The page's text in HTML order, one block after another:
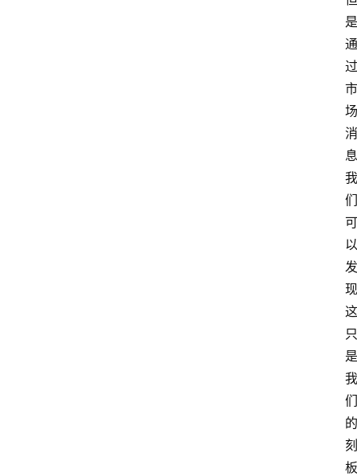
是
通
过
市
场
消
息
我
们
可
以
发
现
这
只
是
我
们
的
刻
板